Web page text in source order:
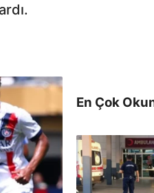
En Çok